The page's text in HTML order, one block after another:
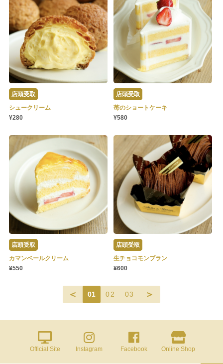
店頭受取
シュークリーム
¥280
店頭受取
苺のショートケーキ
¥580
店頭受取
カマンベールクリーム
¥550
店頭受取
生チョコモンブラン
¥600
＜ 01 02 03 ＞
Official Site Instagram Facebook Online Shop